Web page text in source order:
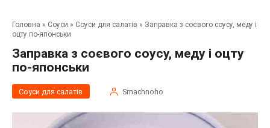
Головна » Соуси » Соуси для салатів » Заправка з соєвого соусу, меду і
оцту по-японськи
Заправка з соєвого соусу, меду і оцту
по-японськи
Соуси для салатів Smachnoho